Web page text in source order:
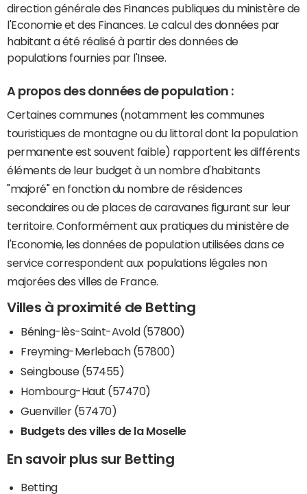
direction générale des Finances publiques du ministère de
l'Economie et des Finances. Le calcul des données par
habitant a été réalisé à partir des données de
populations fournies par l'Insee.
A propos des données de population :
Certaines communes (notamment les communes
touristiques de montagne ou du littoral dont la population
permanente est souvent faible) rapportent les différents
éléments de leur budget à un nombre d'habitants
"majoré" en fonction du nombre de résidences
secondaires ou de places de caravanes figurant sur leur
territoire. Conformément aux pratiques du ministère de
l'Economie, les données de population utilisées dans ce
service correspondent aux populations légales non
majorées des villes de France.
Villes à proximité de Betting
Béning-lès-Saint-Avold (57800)
Freyming-Merlebach (57800)
Seingbouse (57455)
Hombourg-Haut (57470)
Guenviller (57470)
Budgets des villes de la Moselle
En savoir plus sur Betting
Betting